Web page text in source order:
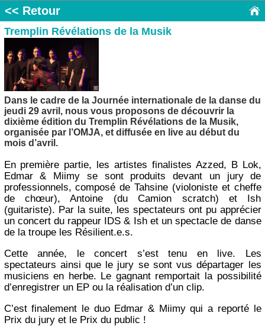
<< Retour
Tremplin Révélations de la Musik
Dans le cadre de la Journée internationale de la danse du
jeudi 29 avril, nous vous proposons de découvrir la
dixième édition du Tremplin Révélations de la Musik,
organisée par l’OMJA, et diffusée en live au début du
mois d’avril.
En première partie, les artistes finalistes Azzed, B Lok,
Edmar & Miimy se sont produits devant un jury de
professionnels, composé de Tahsine (violoniste et cheffe
de chœur), Antoine (du Camion scratch) et Ish
(guitariste). Par la suite, les spectateurs ont pu apprécier
un concert du rappeur IDS & Ish et un spectacle de danse
de la troupe les Résilient.e.s.
Cette année, le concert s’est tenu en live. Les
spectateurs ainsi que le jury se sont vus départager les
musiciens en herbe. Le gagnant remportait la possibilité
d’enregistrer un EP ou la réalisation d’un clip.
C’est finalement le duo Edmar & Miimy qui a reporté le
Prix du jury et le Prix du public !